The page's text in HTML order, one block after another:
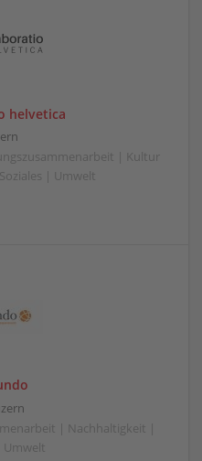
helvetica
| Kultur
| Umwelt
| Nachhaltigkeit |
Umwelt